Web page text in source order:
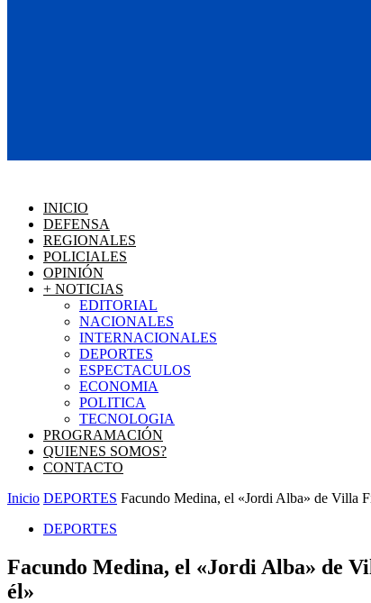
INICIO
DEFENSA
REGIONALES
POLICIALES
OPINIÓN
+ NOTICIAS
EDITORIAL
NACIONALES
INTERNACIONALES
DEPORTES
ESPECTACULOS
ECONOMIA
POLITICA
TECNOLOGIA
PROGRAMACIÓN
QUIENES SOMOS?
CONTACTO
Inicio DEPORTES Facundo Medina, el «Jordi Alba» de Villa
DEPORTES
Facundo Medina, el «Jordi Alba» de
él»